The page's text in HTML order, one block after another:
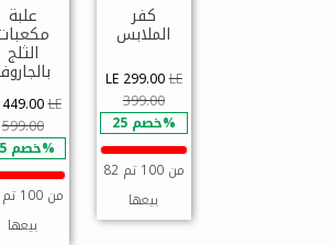
كفر
الملابس
LE 299.00LE
399.00
خصم 25%
82 من 100 تم
بيعها
علبة
الثلج
LE
599.00
خصم 25%
بيعها